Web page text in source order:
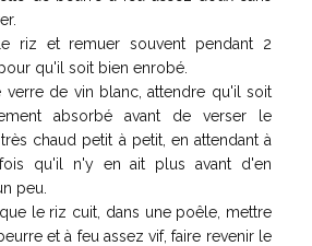
riz et remuer souvent pendant 2
qu'il soit bien enrobé.
verre de vin blanc, attendre qu'il soit
absorbé avant de verser le
chaud petit à petit, en attendant à
qu'il n'y en ait plus avant d'en
peu.
le riz cuit, dans une poêle, mettre
et à feu assez vif, faire revenir le